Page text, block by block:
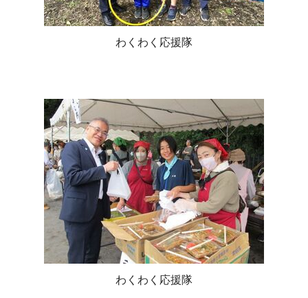
わくわく応援隊
わくわく応援隊